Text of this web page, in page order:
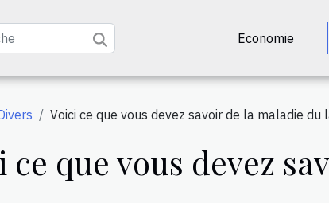
Economie
Voici ce que vous devez savoir de la maladie du
ce que vous devez